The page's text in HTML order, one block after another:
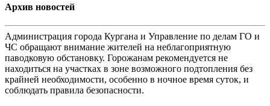
Архив новостей
Администрация города Кургана и Управление по делам ГО и
ЧС обращают внимание жителей на неблагоприятную
паводковую обстановку. Горожанам рекомендуется не
находиться на участках в зоне возможного подтопления без
крайней необходимости, особенно в ночное время суток, и
соблюдать правила безопасности.